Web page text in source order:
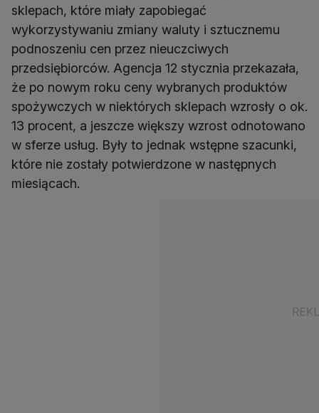
sklepach, które miały zapobiegać
wykorzystywaniu zmiany waluty i sztucznemu
podnoszeniu cen przez nieuczciwych
przedsiębiorców. Agencja 12 stycznia przekazała,
że po nowym roku ceny wybranych produktów
spożywczych w niektórych sklepach wzrosły o ok.
13 procent, a jeszcze większy wzrost odnotowano
w sferze usług. Były to jednak wstępne szacunki,
które nie zostały potwierdzone w następnych
miesiącach.